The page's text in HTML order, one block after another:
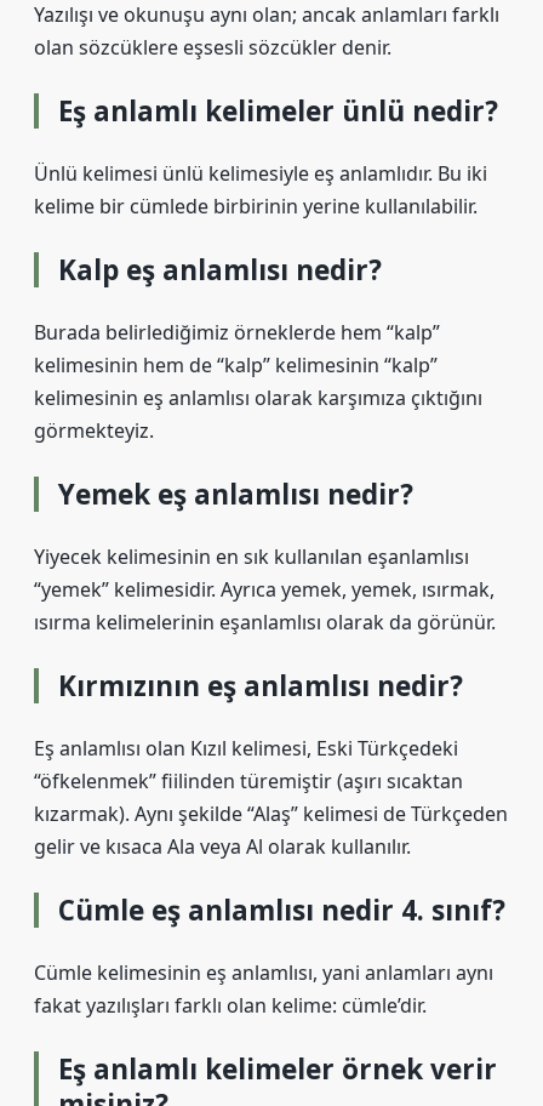
Yazılışı ve okunuşu aynı olan; ancak anlamları farklı
olan sözcüklere eşsesli sözcükler denir.
Eş anlamlı kelimeler ünlü nedir?
Ünlü kelimesi ünlü kelimesiyle eş anlamlıdır. Bu iki
kelime bir cümlede birbirinin yerine kullanılabilir.
Kalp eş anlamlısı nedir?
Burada belirlediğimiz örneklerde hem “kalp”
kelimesinin hem de “kalp” kelimesinin “kalp”
kelimesinin eş anlamlısı olarak karşımıza çıktığını
görmekteyiz.
Yemek eş anlamlısı nedir?
Yiyecek kelimesinin en sık kullanılan eşanlamlısı
“yemek” kelimesidir. Ayrıca yemek, yemek, ısırmak,
ısırma kelimelerinin eşanlamlısı olarak da görünür.
Kırmızının eş anlamlısı nedir?
Eş anlamlısı olan Kızıl kelimesi, Eski Türkçedeki
“öfkelenmek” fiilinden türemiştir (aşırı sıcaktan
kızarmak). Aynı şekilde “Alaş” kelimesi de Türkçeden
gelir ve kısaca Ala veya Al olarak kullanılır.
Cümle eş anlamlısı nedir 4. sınıf?
Cümle kelimesinin eş anlamlısı, yani anlamları aynı
fakat yazılışları farklı olan kelime: cümle’dir.
Eş anlamlı kelimeler örnek verir